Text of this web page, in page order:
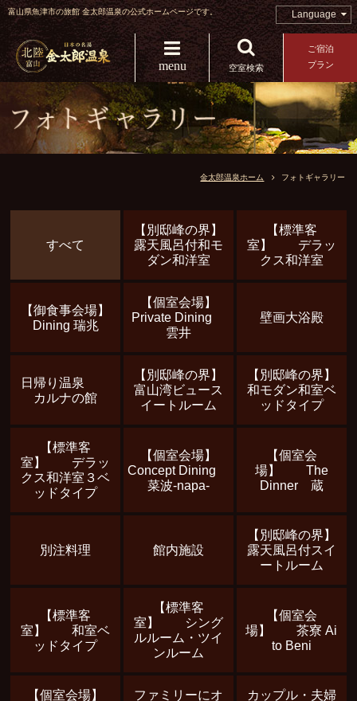
富山県魚津市の旅館 金太郎温泉の公式ホームページです。 Language
menu 空室検索
ご宿泊
プラン
金太郎温泉ホーム フォトギャラリー
すべて
【別邸峰の界】
露天風呂付和モ
ダン和洋室
【標準客
室】 デラッ
クス和洋室
【御食事会場】
Dining 瑞兆
【個室会場】
Private Dining
雲井
壁画大浴殿
日帰り温泉
カルナの館
【別邸峰の界】
富山湾ビュース
イートルーム
【別邸峰の界】
和モダン和室ベ
ッドタイプ
【標準客
室】 デラッ
クス和洋室３ベ
ッドタイプ
【個室会場】
Concept Dining
菜波-napa-
【個室会
場】 The
Dinner 蔵
別注料理 館内施設
【別邸峰の界】
露天風呂付スイ
ートルーム
【標準客
室】 和室ベ
ッドタイプ
【標準客
室】 シング
ルルーム・ツイ
ンルーム
【個室会
場】 茶寮 Ai
to Beni
【個室会場】
ファミリーにオ
カップル・夫婦